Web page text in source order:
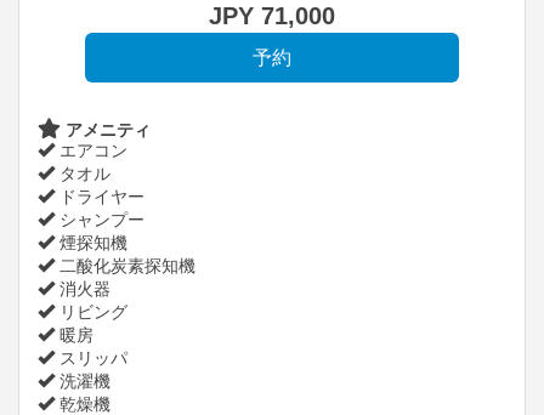
JPY 71,000
アメニティ
エアコン
タオル
ドライヤー
シャンプー
煙探知機
二酸化炭素探知機
消火器
リビング
暖房
スリッパ
洗濯機
乾燥機